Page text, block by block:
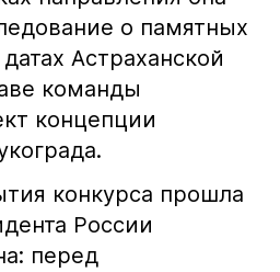
о памятных
Астраханской
команды
концепции
конкурса прошла
России
перед